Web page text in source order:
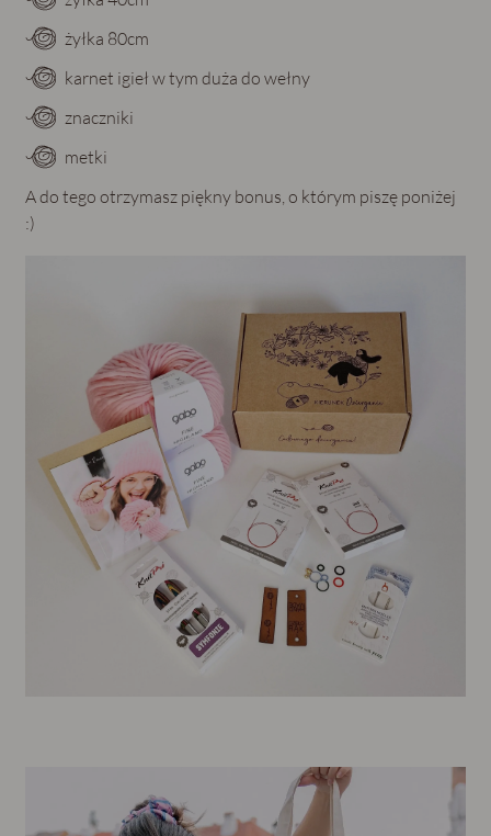
żyłka 80cm
karnet igieł w tym duża do wełny
znaczniki
metki
A do tego otrzymasz piękny bonus, o którym piszę poniżej
:)